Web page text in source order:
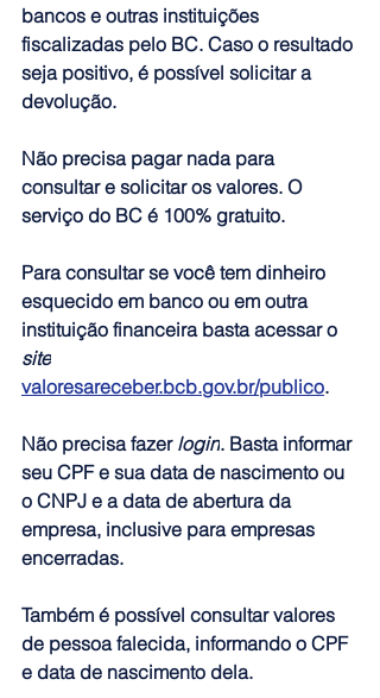
bancos e outras instituições
fiscalizadas pelo BC. Caso o resultado
seja positivo, é possível solicitar a
devolução.
Não precisa pagar nada para
consultar e solicitar os valores. O
serviço do BC é 100% gratuito.
Para consultar se você tem dinheiro
esquecido em banco ou em outra
instituição financeira basta acessar o
site
valoresareceber.bcb.gov.br/publico.
Não precisa fazer login. Basta informar
seu CPF e sua data de nascimento ou
o CNPJ e a data de abertura da
empresa, inclusive para empresas
encerradas.
Também é possível consultar valores
de pessoa falecida, informando o CPF
e data de nascimento dela.